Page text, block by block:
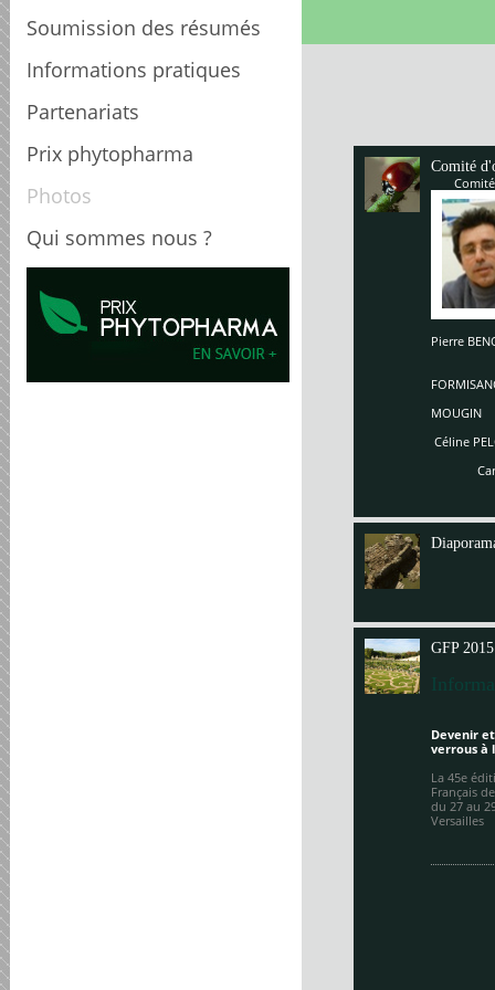
Soumission des résumés
Informations pratiques
Partenariats
Prix phytopharma
Photos
Qui sommes nous ?
Comité
Pierre
MOUGIN
Céline
Carole
GFP 2015
Devenir
verrous à
La 45e
Français
du 27 au
Versailles